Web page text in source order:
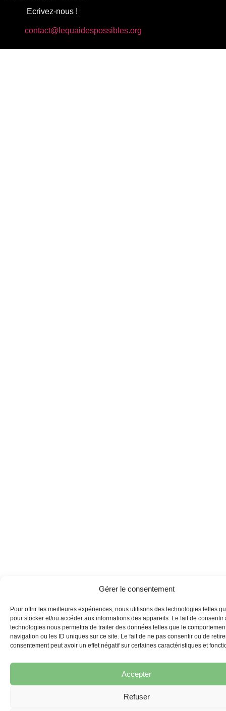
Gérer le consentement
Pour offrir les meilleures expériences, nous utilisons des technologies telles
pour stocker et/ou accéder aux informations des appareils. Le fait de consentir
technologies nous permettra de traiter des données telles que le
navigation ou les ID uniques sur ce site. Le fait de ne pas consentir ou de
consentement peut avoir un effet négatif sur certaines caractéristiques et
Accepter
Refuser
Ecrivez-nous !
contact@lequaidespossibles.org